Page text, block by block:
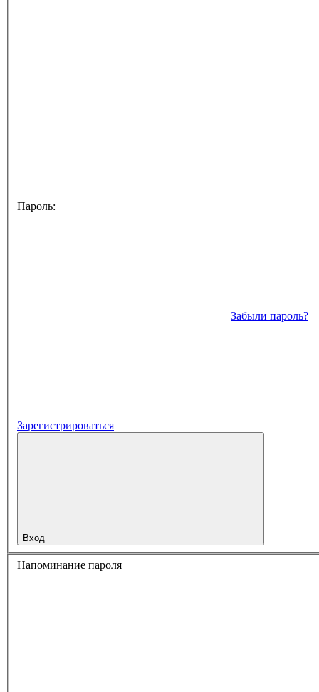
Пароль:
Забыли пароль?
Зарегистрироваться
Вход
Напоминание пароля